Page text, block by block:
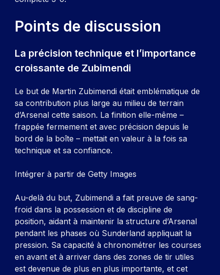
Points de discussion
La précision technique et l’importance
croissante de Zubimendi
Le but de Martin Zubimendi était emblématique de
sa contribution plus large au milieu de terrain
d’Arsenal cette saison. La finition elle-même –
frappée fermement et avec précision depuis le
bord de la boîte – mettait en valeur à la fois sa
technique et sa confiance.
Intégrer à partir de Getty Images
Au-delà du but, Zubimendi a fait preuve de sang-
froid dans la possession et de discipline de
position, aidant à maintenir la structure d’Arsenal
pendant les phases où Sunderland appliquait la
pression. Sa capacité à chronométrer les courses
en avant et à arriver dans des zones de tir utiles
est devenue de plus en plus importante, et cet